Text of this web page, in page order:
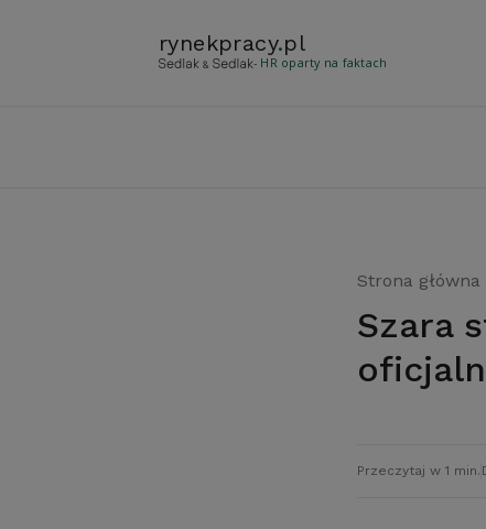
rynekpracy.pl
- HR oparty na faktach
Strona główna
Szara strefa w Polsce większa niż podają
Przeczytaj w 1 min.